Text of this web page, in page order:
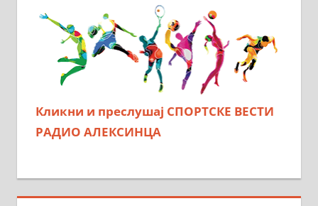
Кликни и преслушај СПОРТСКЕ ВЕСТИ
РАДИО АЛЕКСИНЦА